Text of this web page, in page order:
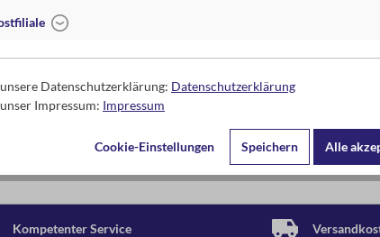
Kompetenter Service
Datenschutzerklärung: Datenschutzerklärung
Impressum: Impressum
Cookie-Einstellungen Speichern Alle